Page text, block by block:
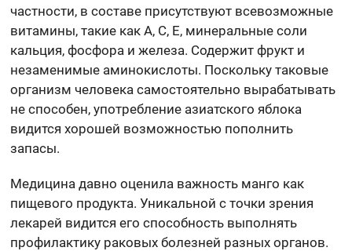
частности, в составе присутствуют всевозможные
витамины, такие как А, С, Е, минеральные соли
кальция, фосфора и железа. Содержит фрукт и
незаменимые аминокислоты. Поскольку таковые
организм человека самостоятельно вырабатывать
не способен, употребление азиатского яблока
видится хорошей возможностью пополнить
запасы.
Медицина давно оценила важность манго как
пищевого продукта. Уникальной с точки зрения
лекарей видится его способность выполнять
профилактику раковых болезней разных органов.